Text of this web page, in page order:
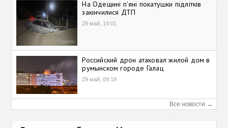
На Одещині п'яні покатушки підлітків
закінчилися ДТП
29 май, 14:01
Российский дрон атаковал жилой дом в
румынском городе Галац
29 май, 09:18
Все новости →